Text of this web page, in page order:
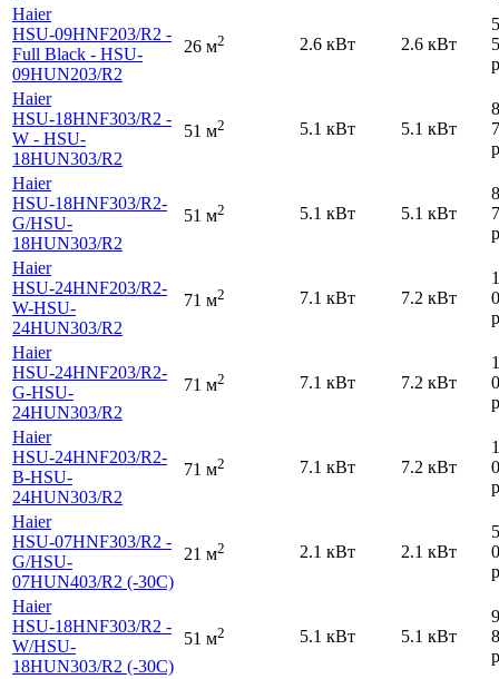
Haier
HSU-09HNF203/R2 -
Full Black - HSU-
09HUN203/R2
26 м2 2.6 кВт 2.6 кВт
Haier
HSU-18HNF303/R2 -
W - HSU-
18HUN303/R2
51 м2 5.1 кВт 5.1 кВт
Haier
HSU-18HNF303/R2-
G/HSU-
18HUN303/R2
51 м2 5.1 кВт 5.1 кВт
Haier
HSU-24HNF203/R2-
W-HSU-
24HUN303/R2
71 м2 7.1 кВт 7.2 кВт
Haier
HSU-24HNF203/R2-
G-HSU-
24HUN303/R2
71 м2 7.1 кВт 7.2 кВт
Haier
HSU-24HNF203/R2-
B-HSU-
24HUN303/R2
71 м2 7.1 кВт 7.2 кВт
Haier
HSU-07HNF303/R2 -
G/HSU-
07HUN403/R2 (-30С)
21 м2 2.1 кВт 2.1 кВт
Haier
HSU-18HNF303/R2 -
W/HSU-
18HUN303/R2 (-30С)
51 м2 5.1 кВт 5.1 кВт